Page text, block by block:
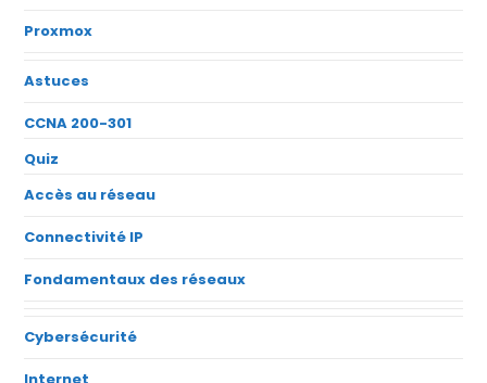
Proxmox
Astuces
CCNA 200-301
Quiz
Accès au réseau
Connectivité IP
Fondamentaux des réseaux
Cybersécurité